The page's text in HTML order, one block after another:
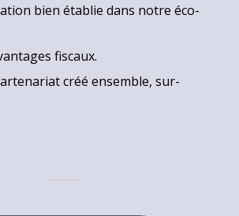
bien établie dans notre éco-
fiscaux.
créé ensemble, sur-